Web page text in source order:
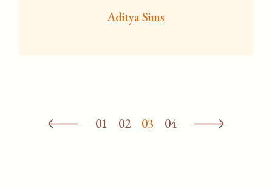
Aditya Sims
Posts 01 02 03 04